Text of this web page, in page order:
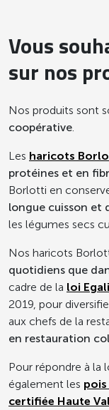
Vous
sur nos
Nos produits sont
coopérative
Les haricots
protéines et en
Borlotti en
longue cuisson et
les légumes secs
Nos haricots
quotidiens que
cadre de la loi
2019, pour
aux chefs de la
en restauration
Pour répondre à la
également les
certifiée Haute